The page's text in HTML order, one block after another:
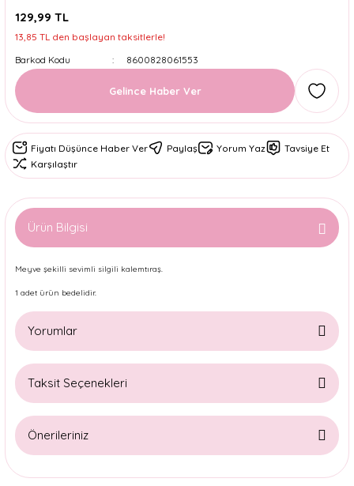
129,99 TL
13,85 TL den başlayan taksitlerle!
Barkod Kodu
8600828061553
Gelince Haber Ver
Fiyatı Düşünce Haber Ver Paylaş Yorum Yaz
Tavsiye Et
Karşılaştır
Ürün Bilgisi
Meyve şekilli sevimli silgili kalemtıraş.
1 adet ürün bedelidir.
Yorumlar
Taksit Seçenekleri
Önerileriniz
Bu ürünün fiyat bilgisi, resim, ürün açıklamalarında ve diğer